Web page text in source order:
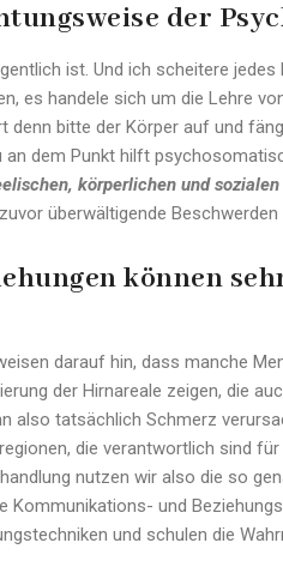
der
ist. Und ich scheitere jedes
es handele sich um die Lehre
bitte der Körper auf und
dem Punkt hilft
körperlichen und
überwältigende Beschwerden
können
darauf hin, dass manche
der Hirnareale zeigen, die
also tatsächlich Schmerz
die verantwortlich sind für
nutzen wir also die so
Kommunikations- und
und schulen die